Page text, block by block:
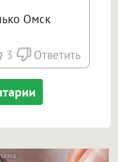
Омск
3 Ответить